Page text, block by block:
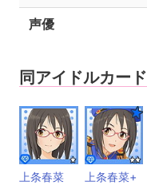
声優
同アイドルカード
上条春菜 上条春菜+